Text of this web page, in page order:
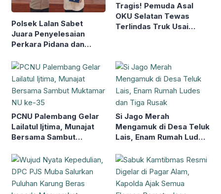
Polsek Lalan Sabet
Juara Penyelesaian
Perkara Pidana dan
Karhutla
Tragis! Pemuda Asal
OKU Selatan Tewas
Terlindas Truk Usai
PCNU Palembang Gelar
Lailatul Ijtima, Munajat
Bersama Sambut
Si Jago Merah
Mengamuk di Desa Teluk
Lais, Enam Rumah Ludes